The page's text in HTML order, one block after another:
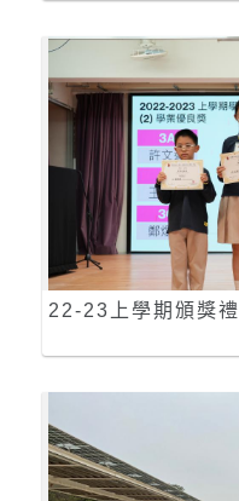
22-23上學期頒獎禮